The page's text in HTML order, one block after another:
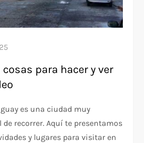
para hacer y ver
es una ciudad muy
de recorrer. Aquí te presentamos
y lugares para visitar en